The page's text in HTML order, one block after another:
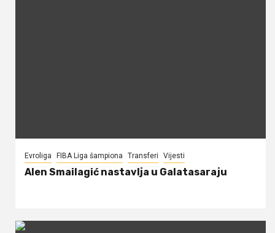
Evroliga FIBA Liga šampiona Transferi Vijesti
Alen Smailagić nastavlja u Galatasaraju